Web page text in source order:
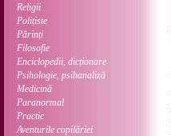
Religii
Polițiste
Părinți
Filosofie
Enciclopedii, dicționare
Psihologie, psihanaliză
Medicină
Paranormal
Practic
Aventurile copilăriei